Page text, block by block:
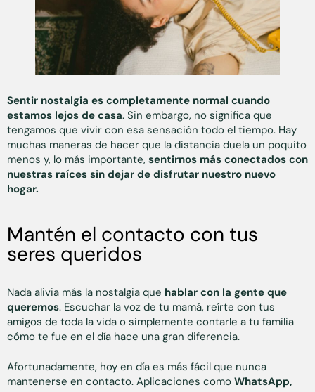
Sentir nostalgia es completamente normal cuando
estamos lejos de casa. Sin embargo, no significa que
tengamos que vivir con esa sensación todo el tiempo. Hay
muchas maneras de hacer que la distancia duela un poquito
menos y, lo más importante, sentirnos más conectados con
nuestras raíces sin dejar de disfrutar nuestro nuevo
hogar.
Mantén el contacto con tus
seres queridos
Nada alivia más la nostalgia que hablar con la gente que
queremos. Escuchar la voz de tu mamá, reírte con tus
amigos de toda la vida o simplemente contarle a tu familia
cómo te fue en el día hace una gran diferencia.
Afortunadamente, hoy en día es más fácil que nunca
mantenerse en contacto. Aplicaciones como WhatsApp,